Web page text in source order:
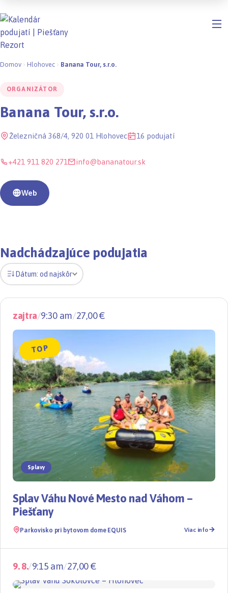
Domov Hlohovec Banana Tour, s.r.o.
ORGANIZÁTOR
Banana Tour, s.r.o.
Železničná 368/4, 920 01 Hlohovec 16 podujatí
+421 911 820 271 info@bananatour.sk
Web
Nadchádzajúce podujatia
Dátum: od najskôr
zajtra/9:30 am/27,00 €
TOP
Splavy
Splav Váhu Nové Mesto nad Váhom –
Piešťany
Parkovisko pri bytovom dome EQUIS Viac info
9. 8./9:15 am/27,00 €